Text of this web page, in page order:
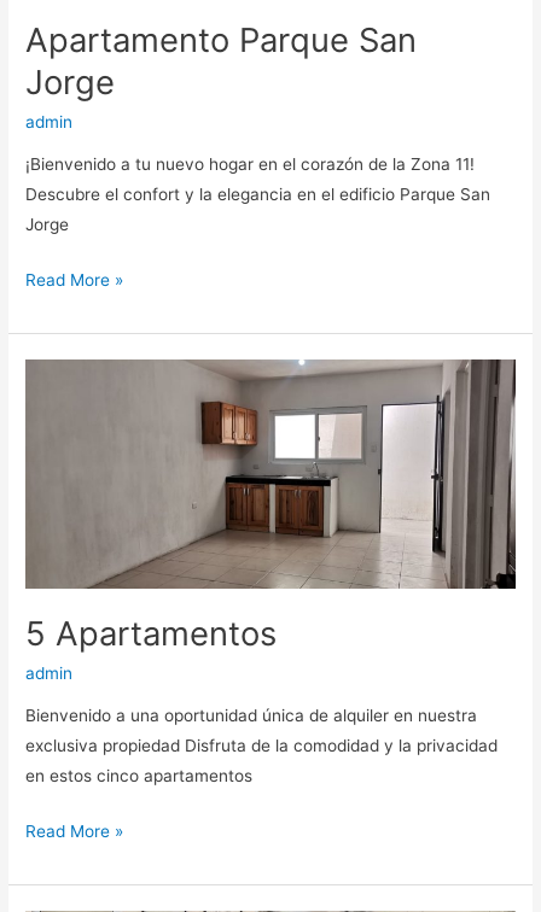
Apartamento Parque San
Jorge
admin
¡Bienvenido a tu nuevo hogar en el corazón de la Zona 11!
Descubre el confort y la elegancia en el edificio Parque San
Jorge
Read More »
5 Apartamentos
admin
Bienvenido a una oportunidad única de alquiler en nuestra
exclusiva propiedad Disfruta de la comodidad y la privacidad
en estos cinco apartamentos
Read More »